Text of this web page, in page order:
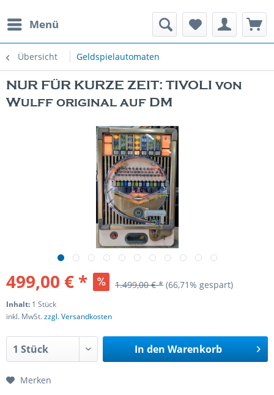
Menü
Übersicht Geldspielautomaten
Spielautomaten
NUR FÜR KURZE ZEIT: TIVOLI von
Wulff original auf DM
499,00 € * 1.499,00 € * (66,71% gespart)
Inhalt: 1 Stück
inkl. MwSt.zzgl. Versandkosten
In den Warenkorb
Merken